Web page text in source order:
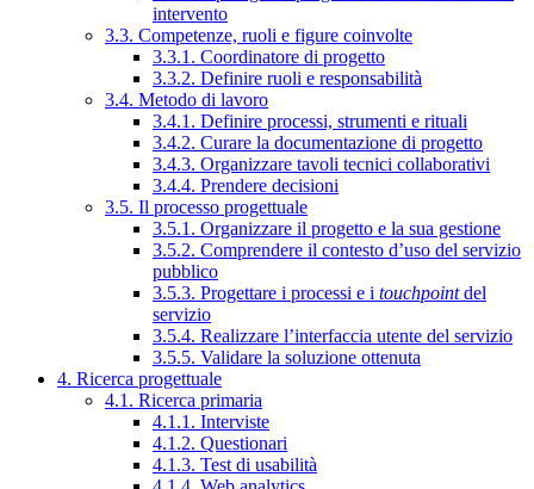
intervento
3.3. Competenze, ruoli e figure coinvolte
3.3.1. Coordinatore di progetto
3.3.2. Definire ruoli e responsabilità
3.4. Metodo di lavoro
3.4.1. Definire processi, strumenti e rituali
3.4.2. Curare la documentazione di progetto
3.4.3. Organizzare tavoli tecnici collaborativi
3.4.4. Prendere decisioni
3.5. Il processo progettuale
3.5.1. Organizzare il progetto e la sua gestione
3.5.2. Comprendere il contesto d’uso del servizio
pubblico
3.5.3. Progettare i processi e i touchpointdel
servizio
3.5.4. Realizzare l’interfaccia utente del servizio
3.5.5. Validare la soluzione ottenuta
4. Ricerca progettuale
4.1. Ricerca primaria
4.1.1. Interviste
4.1.2. Questionari
4.1.3. Test di usabilità